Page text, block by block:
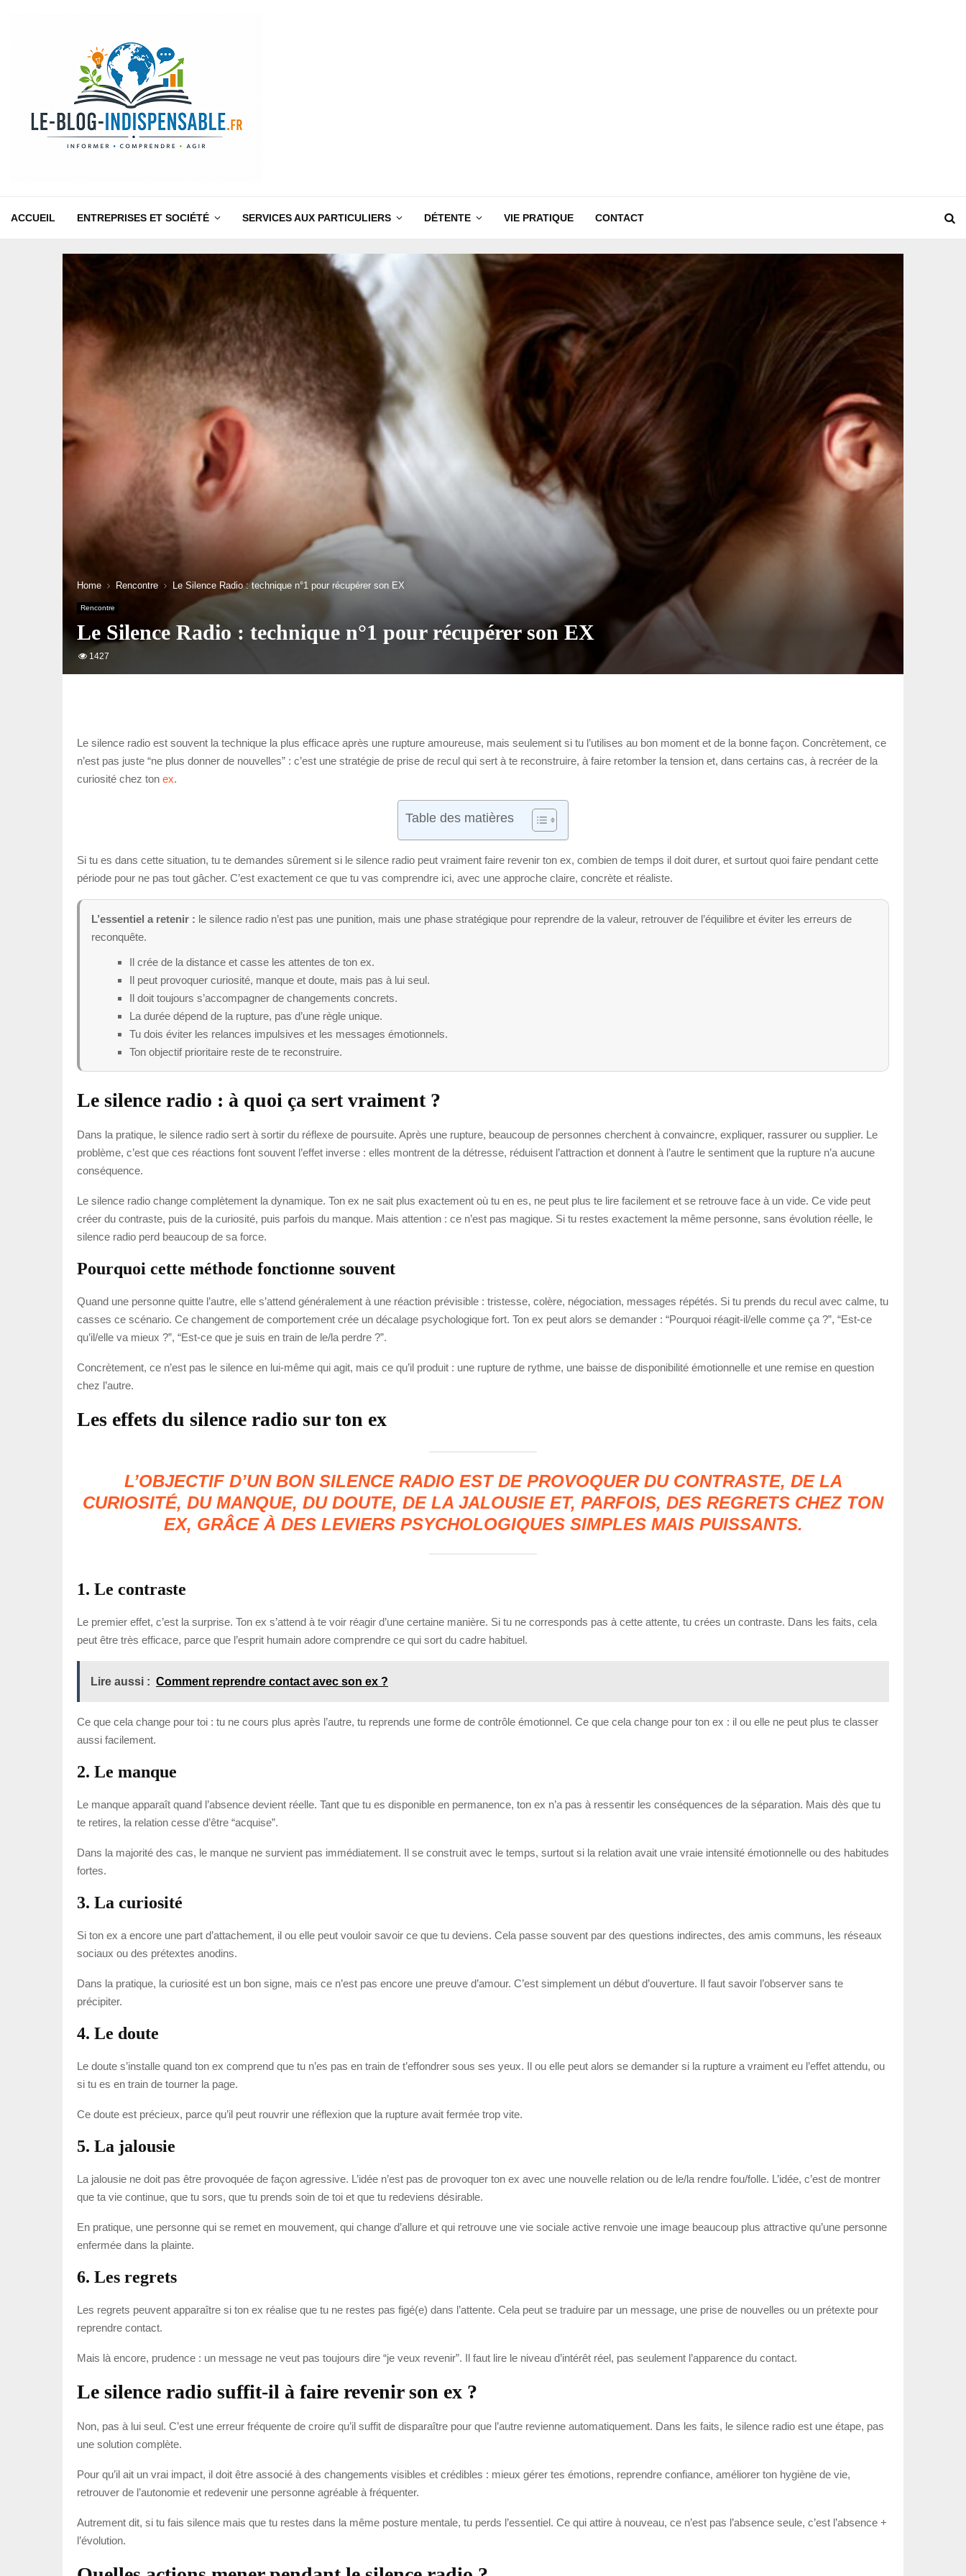
ACCUEIL ENTREPRISES ET SOCIÉTÉ SERVICES AUX PARTICULIERS DÉTENTE VIE PRATIQUE CONTACT
Home Rencontre Le Silence Radio : technique n°1 pour récupérer son EX
Rencontre
Le Silence Radio : technique n°1 pour récupérer son EX
1427
Le silence radio est souvent la technique la plus efficace après une rupture amoureuse, mais seulement si tu l’utilises au bon moment et de la bonne façon. Concrètement, ce
n’est pas juste “ne plus donner de nouvelles” : c’est une stratégie de prise de recul qui sert à te reconstruire, à faire retomber la tension et, dans certains cas, à recréer de la
curiosité chez ton ex.
Table des matières
Si tu es dans cette situation, tu te demandes sûrement si le silence radio peut vraiment faire revenir ton ex, combien de temps il doit durer, et surtout quoi faire pendant cette
période pour ne pas tout gâcher. C’est exactement ce que tu vas comprendre ici, avec une approche claire, concrète et réaliste.
L’essentiel a retenir : le silence radio n’est pas une punition, mais une phase stratégique pour reprendre de la valeur, retrouver de l’équilibre et éviter les erreurs de
reconquête.
Il crée de la distance et casse les attentes de ton ex.
Il peut provoquer curiosité, manque et doute, mais pas à lui seul.
Il doit toujours s’accompagner de changements concrets.
La durée dépend de la rupture, pas d’une règle unique.
Tu dois éviter les relances impulsives et les messages émotionnels.
Ton objectif prioritaire reste de te reconstruire.
Le silence radio : à quoi ça sert vraiment ?
Dans la pratique, le silence radio sert à sortir du réflexe de poursuite. Après une rupture, beaucoup de personnes cherchent à convaincre, expliquer, rassurer ou supplier. Le
problème, c’est que ces réactions font souvent l’effet inverse : elles montrent de la détresse, réduisent l’attraction et donnent à l’autre le sentiment que la rupture n’a aucune
conséquence.
Le silence radio change complètement la dynamique. Ton ex ne sait plus exactement où tu en es, ne peut plus te lire facilement et se retrouve face à un vide. Ce vide peut
créer du contraste, puis de la curiosité, puis parfois du manque. Mais attention : ce n’est pas magique. Si tu restes exactement la même personne, sans évolution réelle, le
silence radio perd beaucoup de sa force.
Pourquoi cette méthode fonctionne souvent
Quand une personne quitte l’autre, elle s’attend généralement à une réaction prévisible : tristesse, colère, négociation, messages répétés. Si tu prends du recul avec calme, tu
casses ce scénario. Ce changement de comportement crée un décalage psychologique fort. Ton ex peut alors se demander : “Pourquoi réagit-il/elle comme ça ?”, “Est-ce
qu’il/elle va mieux ?”, “Est-ce que je suis en train de le/la perdre ?”.
Concrètement, ce n’est pas le silence en lui-même qui agit, mais ce qu’il produit : une rupture de rythme, une baisse de disponibilité émotionnelle et une remise en question
chez l’autre.
Les effets du silence radio sur ton ex
L’OBJECTIF D’UN BON SILENCE RADIO EST DE PROVOQUER DU CONTRASTE, DE LA
CURIOSITÉ, DU MANQUE, DU DOUTE, DE LA JALOUSIE ET, PARFOIS, DES REGRETS CHEZ TON
EX, GRÂCE À DES LEVIERS PSYCHOLOGIQUES SIMPLES MAIS PUISSANTS.
1. Le contraste
Le premier effet, c’est la surprise. Ton ex s’attend à te voir réagir d’une certaine manière. Si tu ne corresponds pas à cette attente, tu crées un contraste. Dans les faits, cela
peut être très efficace, parce que l’esprit humain adore comprendre ce qui sort du cadre habituel.
Lire aussi : Comment reprendre contact avec son ex ?
Ce que cela change pour toi : tu ne cours plus après l’autre, tu reprends une forme de contrôle émotionnel. Ce que cela change pour ton ex : il ou elle ne peut plus te classer
aussi facilement.
2. Le manque
Le manque apparaît quand l’absence devient réelle. Tant que tu es disponible en permanence, ton ex n’a pas à ressentir les conséquences de la séparation. Mais dès que tu
te retires, la relation cesse d’être “acquise”.
Dans la majorité des cas, le manque ne survient pas immédiatement. Il se construit avec le temps, surtout si la relation avait une vraie intensité émotionnelle ou des habitudes
fortes.
3. La curiosité
Si ton ex a encore une part d’attachement, il ou elle peut vouloir savoir ce que tu deviens. Cela passe souvent par des questions indirectes, des amis communs, les réseaux
sociaux ou des prétextes anodins.
Dans la pratique, la curiosité est un bon signe, mais ce n’est pas encore une preuve d’amour. C’est simplement un début d’ouverture. Il faut savoir l’observer sans te
précipiter.
4. Le doute
Le doute s’installe quand ton ex comprend que tu n’es pas en train de t’effondrer sous ses yeux. Il ou elle peut alors se demander si la rupture a vraiment eu l’effet attendu, ou
si tu es en train de tourner la page.
Ce doute est précieux, parce qu’il peut rouvrir une réflexion que la rupture avait fermée trop vite.
5. La jalousie
La jalousie ne doit pas être provoquée de façon agressive. L’idée n’est pas de provoquer ton ex avec une nouvelle relation ou de le/la rendre fou/folle. L’idée, c’est de montrer
que ta vie continue, que tu sors, que tu prends soin de toi et que tu redeviens désirable.
En pratique, une personne qui se remet en mouvement, qui change d’allure et qui retrouve une vie sociale active renvoie une image beaucoup plus attractive qu’une personne
enfermée dans la plainte.
6. Les regrets
Les regrets peuvent apparaître si ton ex réalise que tu ne restes pas figé(e) dans l’attente. Cela peut se traduire par un message, une prise de nouvelles ou un prétexte pour
reprendre contact.
Mais là encore, prudence : un message ne veut pas toujours dire “je veux revenir”. Il faut lire le niveau d’intérêt réel, pas seulement l’apparence du contact.
Le silence radio suffit-il à faire revenir son ex ?
Non, pas à lui seul. C’est une erreur fréquente de croire qu’il suffit de disparaître pour que l’autre revienne automatiquement. Dans les faits, le silence radio est une étape, pas
une solution complète.
Pour qu’il ait un vrai impact, il doit être associé à des changements visibles et crédibles : mieux gérer tes émotions, reprendre confiance, améliorer ton hygiène de vie,
retrouver de l’autonomie et redevenir une personne agréable à fréquenter.
Autrement dit, si tu fais silence mais que tu restes dans la même posture mentale, tu perds l’essentiel. Ce qui attire à nouveau, ce n’est pas l’absence seule, c’est l’absence +
l’évolution.